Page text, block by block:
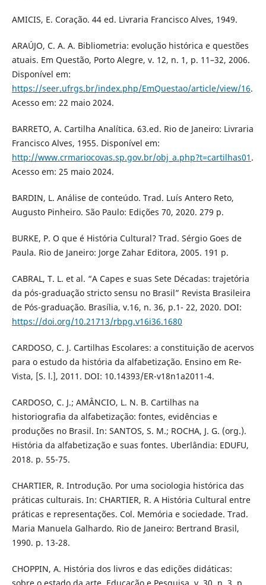
AMICIS, E. Coração. 44 ed. Livraria Francisco Alves, 1949.
ARAÚJO, C. A. A. Bibliometria: evolução histórica e questões
atuais. Em Questão, Porto Alegre, v. 12, n. 1, p. 11–32, 2006.
Disponível em:
https://seer.ufrgs.br/index.php/EmQuestao/article/view/16.
Acesso em: 22 maio 2024.
BARRETO, A. Cartilha Analítica. 63.ed. Rio de Janeiro: Livraria
Francisco Alves, 1955. Disponível em:
http://www.crmariocovas.sp.gov.br/obj_a.php?t=cartilhas01 .
Acesso em: 25 maio 2024.
BARDIN, L. Análise de conteúdo. Trad. Luís Antero Reto,
Augusto Pinheiro. São Paulo: Edições 70, 2020. 279 p.
BURKE, P. O que é História Cultural? Trad. Sérgio Goes de
Paula. Rio de Janeiro: Jorge Zahar Editora, 2005. 191 p.
CABRAL, T. L. et al. “A Capes e suas Sete Décadas: trajetória
da pós-graduação stricto sensu no Brasil” Revista Brasileira
de Pós-graduação. Brasília, v.16, n. 36, p.1- 22, 2020. DOI:
https://doi.org/10.21713/rbpg.v16i36.1680
CARDOSO, C. J. Cartilhas Escolares: a constituição de acervos
para o estudo da história da alfabetização. Ensino em Re-
Vista, [S. l.], 2011. DOI: 10.14393/ER-v18n1a2011-4.
CARDOSO, C. J.; AMÂNCIO, L. N. B. Cartilhas na
historiografia da alfabetização: fontes, evidências e
produções no Brasil. In: SANTOS, S. M.; ROCHA, J. G. (org.).
História da alfabetização e suas fontes. Uberlândia: EDUFU,
2018. p. 55-75.
CHARTIER, R. Introdução. Por uma sociologia histórica das
práticas culturais. In: CHARTIER, R. A História Cultural entre
práticas e representações. Col. Memória e sociedade. Trad.
Maria Manuela Galhardo. Rio de Janeiro: Bertrand Brasil,
1990. p. 13-28.
CHOPPIN, A. História dos livros e das edições didáticas: